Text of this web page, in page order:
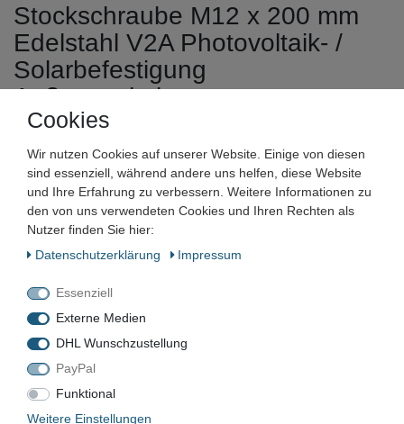
Stockschraube M12 x 200 mm
Edelstahl V2A Photovoltaik- /
Solarbefestigung
Außensechskant
Zustand:
Barcode:
VN-4765
Neu
*
Cookies
Wir nutzen Cookies auf unserer Website. Einige von diesen
sind essenziell, während andere uns helfen, diese Website
und Ihre Erfahrung zu verbessern. Weitere Informationen zu
den von uns verwendeten Cookies und Ihren Rechten als
Nutzer finden Sie hier:
Daten­schutz­erklärung
Impressum
Essenziell
Externe Medien
DHL Wunschzustellung
PayPal
Funktional
Weitere Einstellungen